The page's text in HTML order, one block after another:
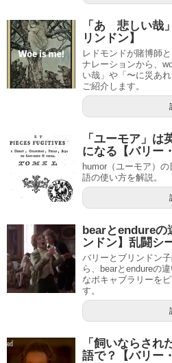
「あゝ悲しい哉
リンドン】
レドモンドが賭博師
ナレーションから、
い哉」や「〜に災あ
ご紹介します。
「ユーモア」は
になる【バリー
humor（ユーモア）
語の使い方を解説。
bearとendureの
ンドン】乱闘シ
バリーとブリンドン
ら、bearとendureの
なボキャブラリーを
す。
「飼いならされ
語で？【バリー